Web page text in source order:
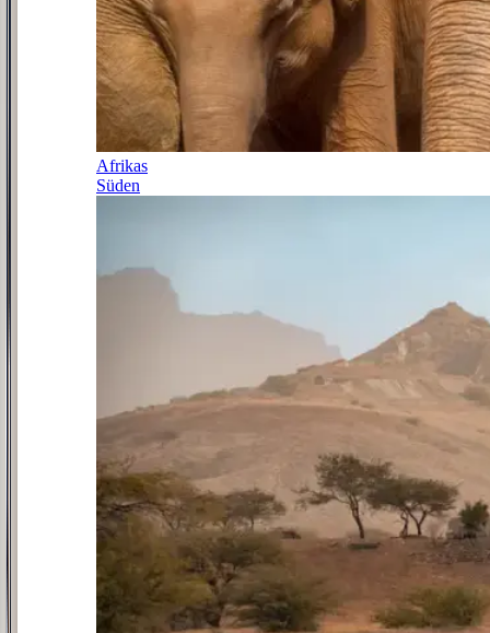
Afrikas
Süden